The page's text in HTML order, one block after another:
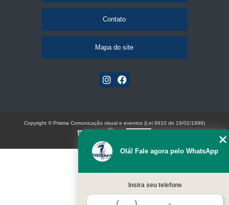
Contato
Mapa do site
Olá! Fale agora pelo WhatsApp
Insira seu telefone
Copyright © Prisma Comunicação visual e eventos (Lei 9610 de 19/02/1998)